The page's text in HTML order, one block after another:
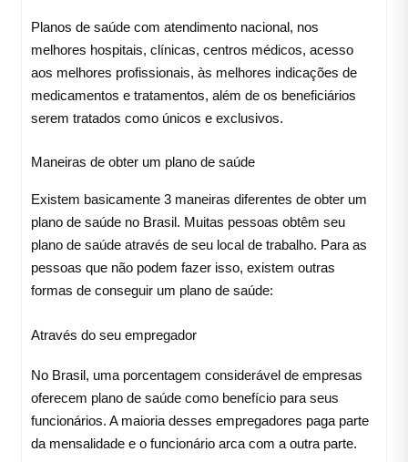
Planos de saúde com atendimento nacional, nos
melhores hospitais, clínicas, centros médicos, acesso
aos melhores profissionais, às melhores indicações de
medicamentos e tratamentos, além de os beneficiários
serem tratados como únicos e exclusivos.
Maneiras de obter um plano de saúde
Existem basicamente 3 maneiras diferentes de obter um
plano de saúde no Brasil. Muitas pessoas obtêm seu
plano de saúde através de seu local de trabalho. Para as
pessoas que não podem fazer isso, existem outras
formas de conseguir um plano de saúde:
Através do seu empregador
No Brasil, uma porcentagem considerável de empresas
oferecem plano de saúde como benefício para seus
funcionários. A maioria desses empregadores paga parte
da mensalidade e o funcionário arca com a outra parte.